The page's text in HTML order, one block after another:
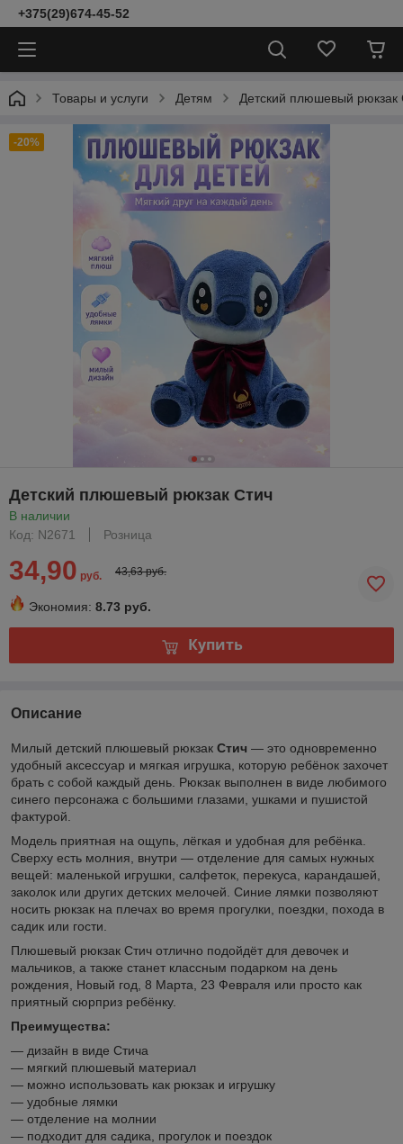
+375(29)674-45-52
Товары и услуги Детям Детский плюшевый рюкзак
-20%
Детский плюшевый рюкзак Стич
В наличии
Код: N2671
Розница
34,90 руб. 43,63 руб.
Экономия: 8.73 руб.
Купить
Описание
Милый детский плюшевый рюкзак Стич — это одновременно
удобный аксессуар и мягкая игрушка, которую ребёнок захочет
брать с собой каждый день. Рюкзак выполнен в виде любимого
синего персонажа с большими глазами, ушками и пушистой
фактурой.
Модель приятная на ощупь, лёгкая и удобная для ребёнка.
Сверху есть молния, внутри — отделение для самых нужных
вещей: маленькой игрушки, салфеток, перекуса, карандашей,
заколок или других детских мелочей. Синие лямки позволяют
носить рюкзак на плечах во время прогулки, поездки, похода в
садик или гости.
Плюшевый рюкзак Стич отлично подойдёт для девочек и
мальчиков, а также станет классным подарком на день
рождения, Новый год, 8 Марта, 23 Февраля или просто как
приятный сюрприз ребёнку.
Преимущества:
— дизайн в виде Стича
— мягкий плюшевый материал
— можно использовать как рюкзак и игрушку
— удобные лямки
— отделение на молнии
— подходит для садика, прогулок и поездок